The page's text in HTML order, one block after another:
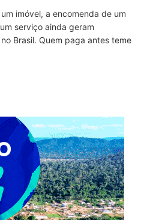
imóvel, a encomenda de um
serviço ainda geram
Brasil. Quem paga antes teme